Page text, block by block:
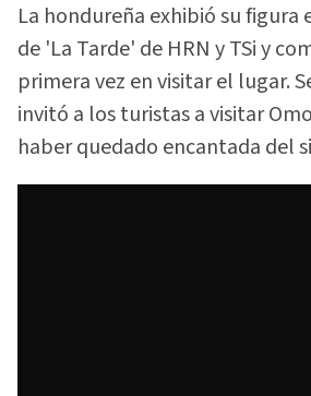
La hondureña exhibió su figura
de 'La Tarde' de HRN y TSi y
primera vez en visitar el lugar.
invitó a los turistas a visitar
haber quedado encantada del